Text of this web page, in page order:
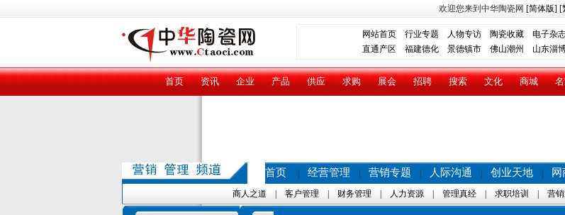
欢迎您来到中华陶瓷网 [简体版] [
网站首页 行业专题 人物专访 陶瓷收藏 电子杂
直通产区 福建德化 景德镇市 佛山潮州 山东淄
首页 资讯 企业 产品 供应 求购 展会 招聘 搜索 文化 商城
首页 经营管理 营销专题 人际沟通 创业天地 网
商人之道 客户管理 财务管理 人力资源 管理真经 求职培训 营销